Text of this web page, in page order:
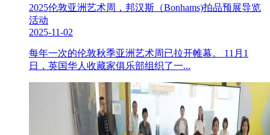
2025伦敦亚洲艺术周，邦汉斯（Bonhams)拍品预展导览
活动
2025-11-02
每年一次的伦敦秋季亚洲艺术周已拉开帷幕。 11月1
日，英国华人收藏家俱乐部组织了一...